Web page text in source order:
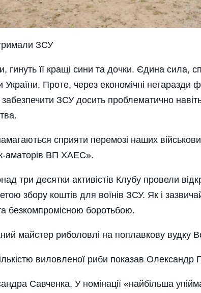
ЗСУ
гинуть її кращі сини та дочки. Єдина сила,
Проте, через економічні негаразди
ЗСУ досить проблематично
сприяти перемозі наших
аматорів ВП ХАЕС».
три десятки активістів Клубу провели
збору кош­тів для воїнів ЗСУ. Як і
безкомпромісною боротьбою.
майстер риболовлі на по­плавкову вудку
виловленої риби показав Олександр
Савченка. У номінації «найбільша